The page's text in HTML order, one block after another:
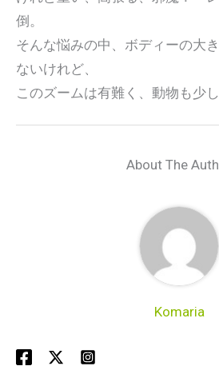
倒。
そんな悩みの中、ボディーの大
ないけれど、
このズームは有難く、動物も少
About The
Komaria